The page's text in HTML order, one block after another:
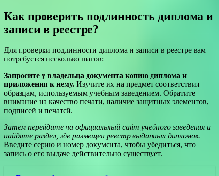
Как проверить подлинность диплома и
записи в реестре?
Для проверки подлинности диплома и записи в реестре вам
потребуется несколько шагов:
Запросите у владельца документа копию диплома и
приложения к нему. Изучите их на предмет соответствия
образцам, используемым учебным заведением. Обратите
внимание на качество печати, наличие защитных элементов,
подписей и печатей.
Затем перейдите на официальный сайт учебного заведения и
найдите раздел, где размещен реестр выданных дипломов.
Введите серию и номер документа, чтобы убедиться, что
запись о его выдаче действительно существует.